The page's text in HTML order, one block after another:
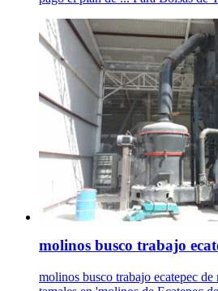
molinos busco trabajo
molinos busco trabajo ecatepec